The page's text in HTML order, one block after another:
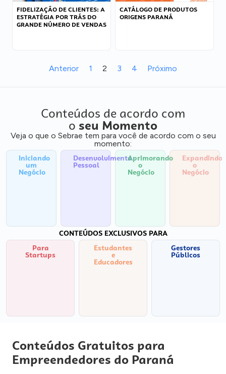
FIDELIZAÇÃO DE CLIENTES: A
ESTRATÉGIA POR TRÁS DO
GRANDE NÚMERO DE VENDAS
CATÁLOGO DE PRODUTOS
ORIGENS PARANÁ
Anterior 1 2 3 4 Próximo
Conteúdos de acordo com
o seu Momento
Veja o que o Sebrae tem para você de acordo com o seu
momento:
Iniciando
um
Negócio
Desenvolvimento
Pessoal
Aprimorando
o
Negócio
Expandindo
o
Negócio
CONTEÚDOS EXCLUSIVOS PARA
Para
Startups
Estudantes
e
Educadores
Gestores
Públicos
Conteúdos Gratuitos para
Empreendedores do Paraná